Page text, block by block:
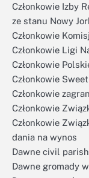
Członkowie Izby
ze stanu Nowy
Członkowie
Członkowie Ligi
Członkowie
Członkowie
Członkowie
Członkowie
Członkowie
dania na wynos
Dawne civil
Dawne gromady